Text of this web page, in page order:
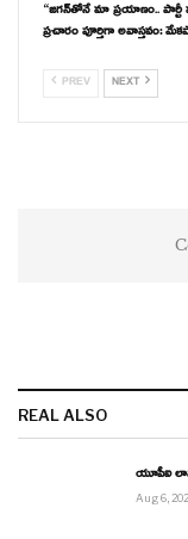
“జగన్‌తోనే మా ప్రయాణం.. పార్టీ
ప్రచారం పూర్తిగా అవాస్తవం:
PREV NEXT
REAL ALSO
యూపీఐ
Aug 6,